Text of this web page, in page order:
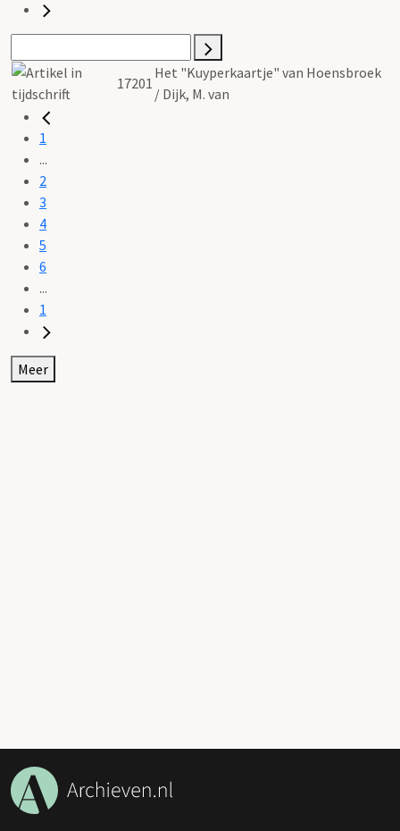
17201
Het "Kuyperkaartje" van Hoensbroek
/ Dijk, M. van
1
...
2
3
4
5
6
...
1
Meer